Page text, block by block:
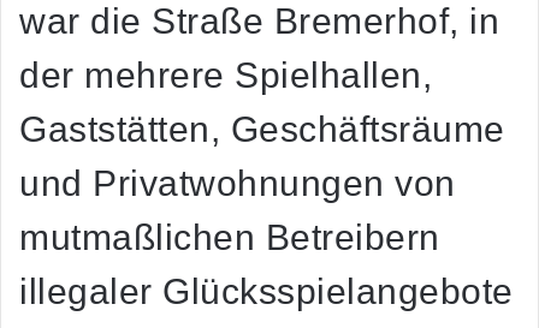
war die Straße Bremerhof, in
der mehrere Spielhallen,
Gaststätten, Geschäftsräume
und Privatwohnungen von
mutmaßlichen Betreibern
illegaler Glücksspielangebote